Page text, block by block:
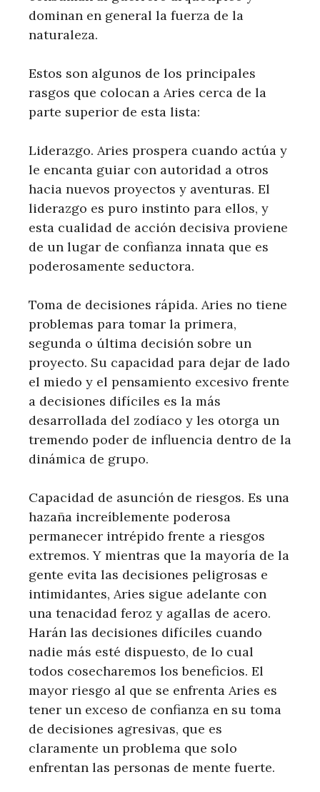
dominan en general la fuerza de la
naturaleza.
Estos son algunos de los principales
rasgos que colocan a Aries cerca de la
parte superior de esta lista:
Liderazgo. Aries prospera cuando actúa y
le encanta guiar con autoridad a otros
hacia nuevos proyectos y aventuras. El
liderazgo es puro instinto para ellos, y
esta cualidad de acción decisiva proviene
de un lugar de confianza innata que es
poderosamente seductora.
Toma de decisiones rápida. Aries no tiene
problemas para tomar la primera,
segunda o última decisión sobre un
proyecto. Su capacidad para dejar de lado
el miedo y el pensamiento excesivo frente
a decisiones difíciles es la más
desarrollada del zodíaco y les otorga un
tremendo poder de influencia dentro de la
dinámica de grupo.
Capacidad de asunción de riesgos. Es una
hazaña increíblemente poderosa
permanecer intrépido frente a riesgos
extremos. Y mientras que la mayoría de la
gente evita las decisiones peligrosas e
intimidantes, Aries sigue adelante con
una tenacidad feroz y agallas de acero.
Harán las decisiones difíciles cuando
nadie más esté dispuesto, de lo cual
todos cosecharemos los beneficios. El
mayor riesgo al que se enfrenta Aries es
tener un exceso de confianza en su toma
de decisiones agresivas, que es
claramente un problema que solo
enfrentan las personas de mente fuerte.